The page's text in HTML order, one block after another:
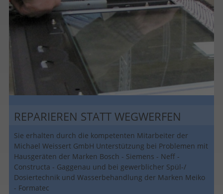
REPARIEREN STATT WEGWERFEN
Sie erhalten durch die kompetenten Mitarbeiter der
Michael Weissert GmbH Unterstützung bei Problemen mit
Hausgeräten der Marken Bosch - Siemens - Neff -
Constructa - Gaggenau und bei gewerblicher Spül-/
Dosiertechnik und Wasserbehandlung der Marken Meiko
- Formatec